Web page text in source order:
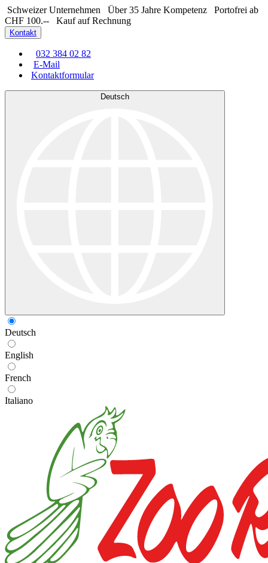
Schweizer Unternehmen Über 35 Jahre Kompetenz
Portofrei ab
CHF 100.--
Kauf auf Rechnung
Kontakt
032 384 02 82
E-Mail
Kontaktformular
Deutsch
Deutsch
English
French
Italiano